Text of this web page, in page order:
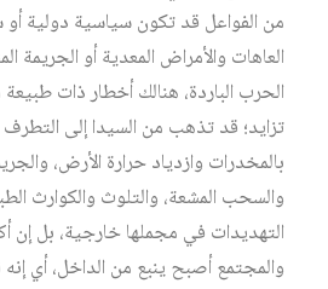
من الفواعل قد تكون سياسية دولية
العاهات والأمراض المعدية أو الجريمة
الحرب الباردة، هنالك أخطار ذات
تزايد؛ قد تذهب من السيدا إلى التطرف
بالمخدرات وازدياد حرارة الأرض،
والسحب المشعة، والتلوث والكوارث
التهديدات في مجملها خارجية، بل إن
والمجتمع أصبح ينبع من الداخل، أي